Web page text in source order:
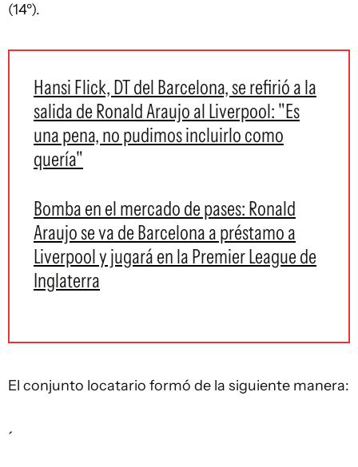
(14º).
Hansi Flick, DT del Barcelona, se refirió a la
salida de Ronald Araujo al Liverpool: "Es
una pena, no pudimos incluirlo como
quería"
Bomba en el mercado de pases: Ronald
Araujo se va de Barcelona a préstamo a
Liverpool y jugará en la Premier League de
Inglaterra
El conjunto locatario formó de la siguiente manera: